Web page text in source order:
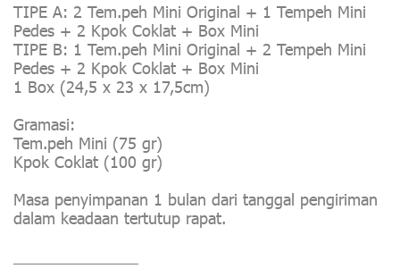
TIPE A: 2 Tem.peh Mini Original + 1 Tempeh Mini
Pedes + 2 Kpok Coklat + Box Mini
TIPE B: 1 Tem.peh Mini Original + 2 Tempeh Mini
Pedes + 2 Kpok Coklat + Box Mini
1 Box (24,5 x 23 x 17,5cm)
Gramasi:
Tem.peh Mini (75 gr)
Kpok Coklat (100 gr)
Masa penyimpanan 1 bulan dari tanggal pengiriman
dalam keadaan tertutup rapat.